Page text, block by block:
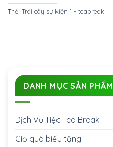
Thẻ: Trái cây sự kiện 1 - teabreak
DANH MỤC SẢN PHẨM
Dịch Vụ Tiệc Tea Break
Giỏ quà biếu tặng